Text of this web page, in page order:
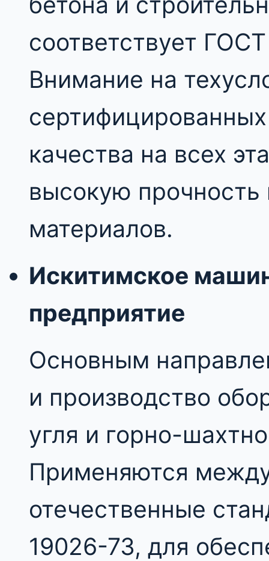
соответствует
Внимание на
качества на всех
высокую прочность
материалов.
Искитимское
предприятие
Основным
и производство
угля и горно-
Применяются
отечественные
19026-73, для